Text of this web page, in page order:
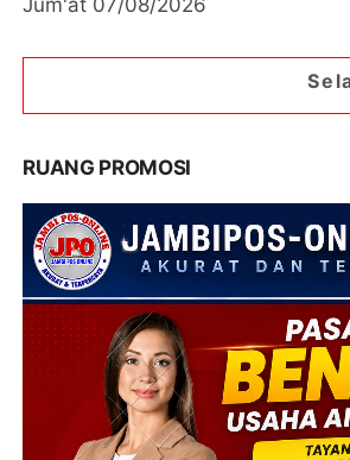
Jum'at 07/08/2026
Selamat
RUANG PROMOSI